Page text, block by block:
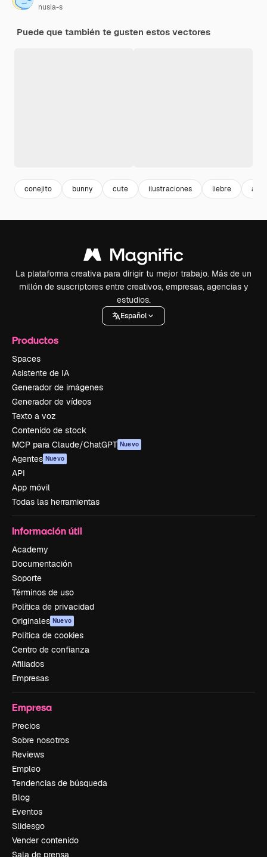
nusia-s
Puede que también te gusten estos vectores
conejito bunny cute ilustraciones liebre
La plataforma creativa para dirigir tu mejor trabajo. Más de un
millón de suscriptores entre creativos, empresas, agencias y
estudios.
Español
Productos
Spaces
Asistente de IA
Generador de imágenes
Generador de vídeos
Texto a voz
Contenido de stock
MCP para Claude/ChatGPT Nuevo
Agentes Nuevo
API
App móvil
Todas las herramientas
Información útil
Academy
Documentación
Soporte
Términos de uso
Política de privacidad
Originales Nuevo
Política de cookies
Centro de confianza
Afiliados
Empresas
Empresa
Precios
Sobre nosotros
Reviews
Empleo
Tendencias de búsqueda
Blog
Eventos
Slidesgo
Vender contenido
Sala de prensa